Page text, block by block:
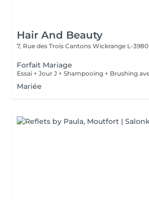
Hair And Beauty
7, Rue des Trois Cantons Wickrange L-3980
Forfait Mariage
Mariée